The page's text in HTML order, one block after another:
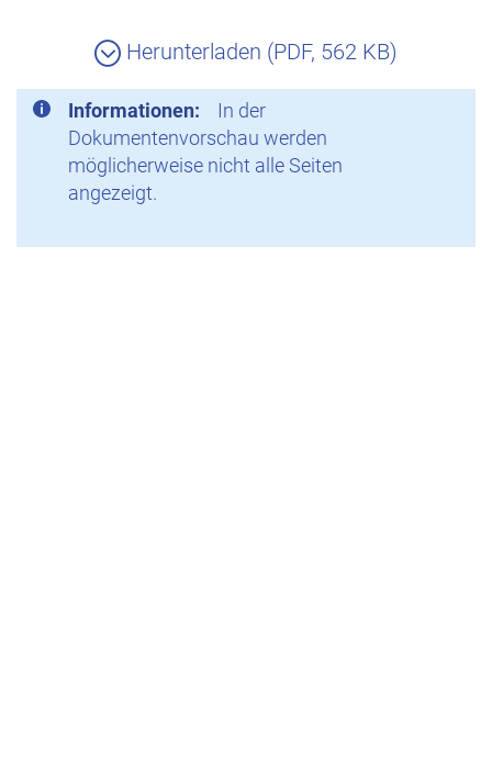
Herunterladen (PDF, 562 KB)
Informationen:
In der
Dokumentenvorschau werden
möglicherweise nicht alle Seiten
angezeigt.